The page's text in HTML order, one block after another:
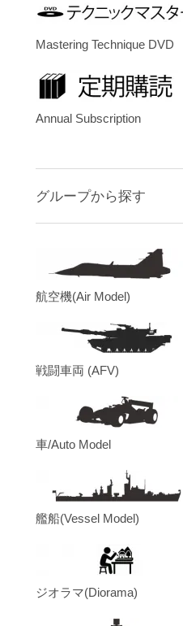
Mastering Technique DVD
Annual Subscription
グループから探す
航空機(Air Model)
戦闘車両 (AFV)
車/Auto Model
艦船(Vessel Model)
ジオラマ(Diorama)